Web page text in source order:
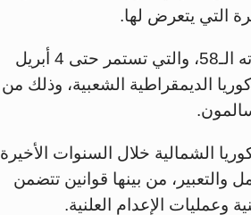
التي يتعرض لها.
ويجري مجلس حقوق الإنسان التابع للأمم المتحدة في دورته الـ58، والتي تستمر حتى 4 أبريل
الديمقراطية الشعبية، وذلك من
الشمالية خلال السنوات الأخيرة
والتعبير، من بينها قوانين تتضمن
وعمليات الإعدام العلنية.